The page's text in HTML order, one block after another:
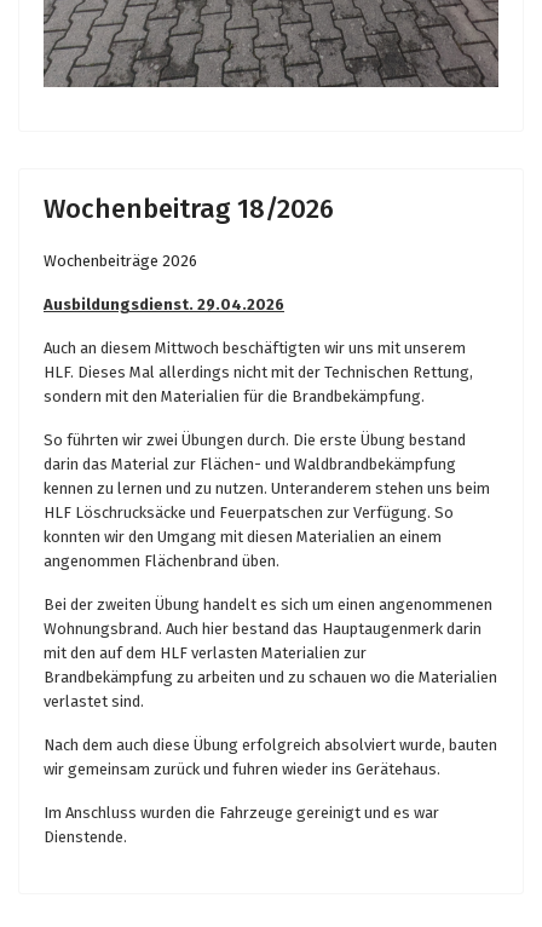
Wochenbeitrag 18/2026
Wochenbeiträge 2026
Ausbildungsdienst. 29.04.2026
Auch an diesem Mittwoch beschäftigten wir uns mit unserem
HLF. Dieses Mal allerdings nicht mit der Technischen Rettung,
sondern mit den Materialien für die Brandbekämpfung.
So führten wir zwei Übungen durch. Die erste Übung bestand
darin das Material zur Flächen- und Waldbrandbekämpfung
kennen zu lernen und zu nutzen. Unteranderem stehen uns beim
HLF Löschrucksäcke und Feuerpatschen zur Verfügung. So
konnten wir den Umgang mit diesen Materialien an einem
angenommen Flächenbrand üben.
Bei der zweiten Übung handelt es sich um einen angenommenen
Wohnungsbrand. Auch hier bestand das Hauptaugenmerk darin
mit den auf dem HLF verlasten Materialien zur
Brandbekämpfung zu arbeiten und zu schauen wo die Materialien
verlastet sind.
Nach dem auch diese Übung erfolgreich absolviert wurde, bauten
wir gemeinsam zurück und fuhren wieder ins Gerätehaus.
Im Anschluss wurden die Fahrzeuge gereinigt und es war
Dienstende.